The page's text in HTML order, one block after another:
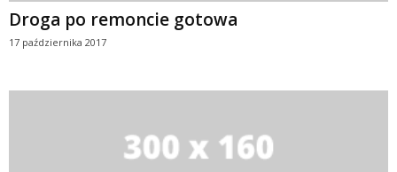
Droga po remoncie gotowa
17 października 2017